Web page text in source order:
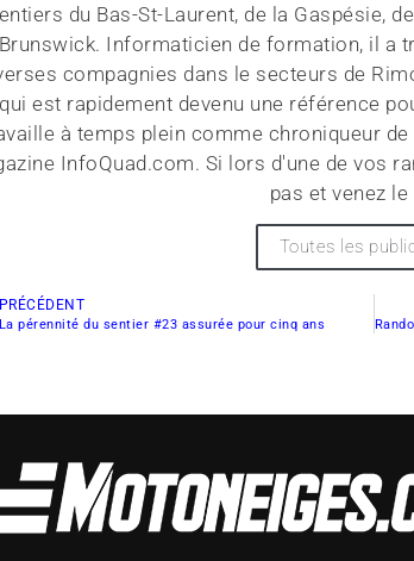
du Bas-St-Laurent, de la Gaspésie,
Brunswick. Informaticien de formation, il a
compagnies dans le secteurs de
qui est rapidement devenu une référence
à temps plein comme chroniqueur
InfoQuad.com. Si lors d'une de vos
pas et venez
Toutes les
PRÉCÉDENT
La pérennité du sentier #23 assurée pour cinq ans